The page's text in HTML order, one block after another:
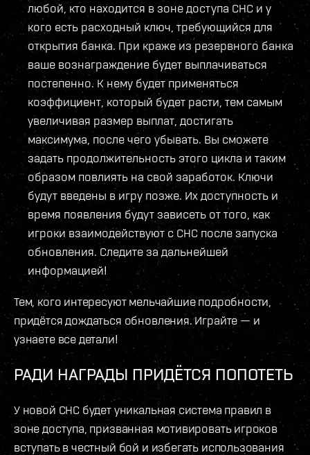
любой, кто находится в зоне доступа СНС и у
кого есть расходный ключ, требующийся для
открытия банка. При краже из резервного банка
ваше вознаграждение будет выплачиваться
постепенно. К нему будет применяться
коэффициент, который будет расти, тем самым
увеличивая размер выплат, достигать
максимума, после чего убывать. Вы сможете
задать продолжительность этого цикла и таким
образом повлиять на свой заработок. Ключи
будут введены в игру позже. Их доступность и
время появления будут зависеть от того, как
игроки взаимодействуют с СНС после запуска
обновления. Следите за дальнейшей
информацией!
Тем, кого интересуют мельчайшие подробности,
придётся дождаться обновления. Играйте — и
узнаете все детали!
РАДИ НАГРАДЫ ПРИДЁТСЯ ПОПОТЕТЬ
У новой СНС будет уникальная система правил в
зоне доступа, призванная мотивировать игроков
вступать в честный бой и избегать использования